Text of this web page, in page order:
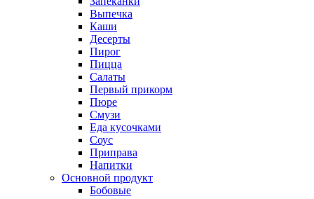
Выпечка
Каши
Десерты
Пирог
Пицца
Салаты
Первый прикорм
Пюре
Смузи
Еда кусочками
Соус
Приправа
Напитки
Основной продукт
Бобовые